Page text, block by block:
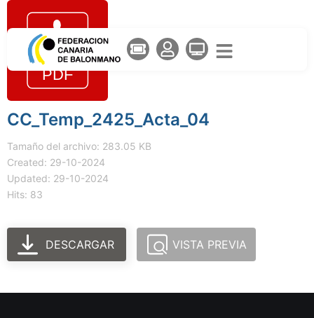
CC_Temp_2425_Acta_04
Tamaño del archivo: 283.05 KB
Created: 29-10-2024
Updated: 29-10-2024
Hits: 83
DESCARGAR VISTA PREVIA